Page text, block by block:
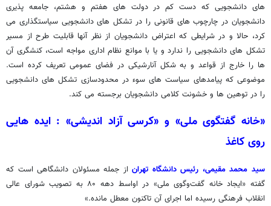
های دانشجویی که دست کم در دولت های هفتم و هشتم، جامعه پذیری
دانشجویان در چارچوب های قانونی را در تشکل های دانشجویی سیاستگذاری می
کرد، حالا و در شرایطی که اعتراض دانشجویان از نظر آنها قابلیت طرح از مسیر
تشکل های دانشجویی را ندارد و یا با موانع نظام اداری مواجه است، کنشگری آن
ها را خارج از قواعد و به شکل آنارشیکی در فضای عمومی تعریف کرده است.
موضوعی که پیامدهای سیاست های سوء در محدودسازی تشکل های دانشجویی
را در توهین ها و خشونت کلامی دانشجویان برجسته می کند.
«خانه گفتگوی ملی» و «کرسی آزاد اندیشی» : ایده هایی
روی کاغذ
سید محمد مقیمی، رئیس دانشگاه تهران از جمله مسئولان دانشگاهی است که
گفته «ایجاد خانه گفت‌وگوی ملی» در اواسط دهه ۸۰ به تصویب شورای عالی
انقلاب فرهنگی رسیده اما اجرای آن تاکنون معطل مانده.»